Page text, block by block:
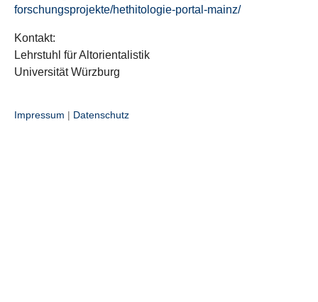
forschungsprojekte/hethitologie-portal-mainz/
Kontakt:
Lehrstuhl für Altorientalistik
Universität Würzburg
Impressum | Datenschutz